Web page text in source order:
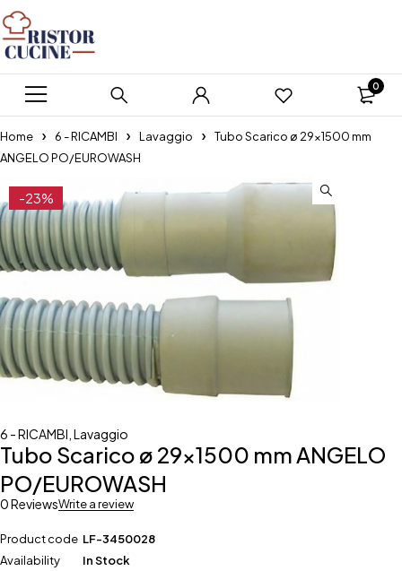
0
Home 6 - RICAMBI Lavaggio
Tubo Scarico ø 29×1500 mm
ANGELO PO/EUROWASH
-23%
6 - RICAMBI Lavaggio
Tubo Scarico ø 29×1500 mm ANGELO
PO/EUROWASH
0 ReviewsWrite a review
Product code LF-3450028
Availability
In Stock